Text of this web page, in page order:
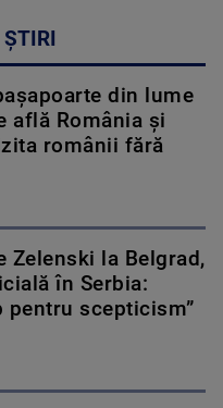
din lume
află România și
românii fără
Zelenski la Belgrad,
în Serbia:
pentru scepticism”